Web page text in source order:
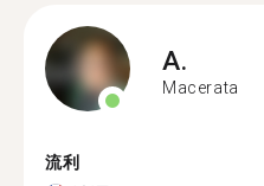
A.
Macerata
流利